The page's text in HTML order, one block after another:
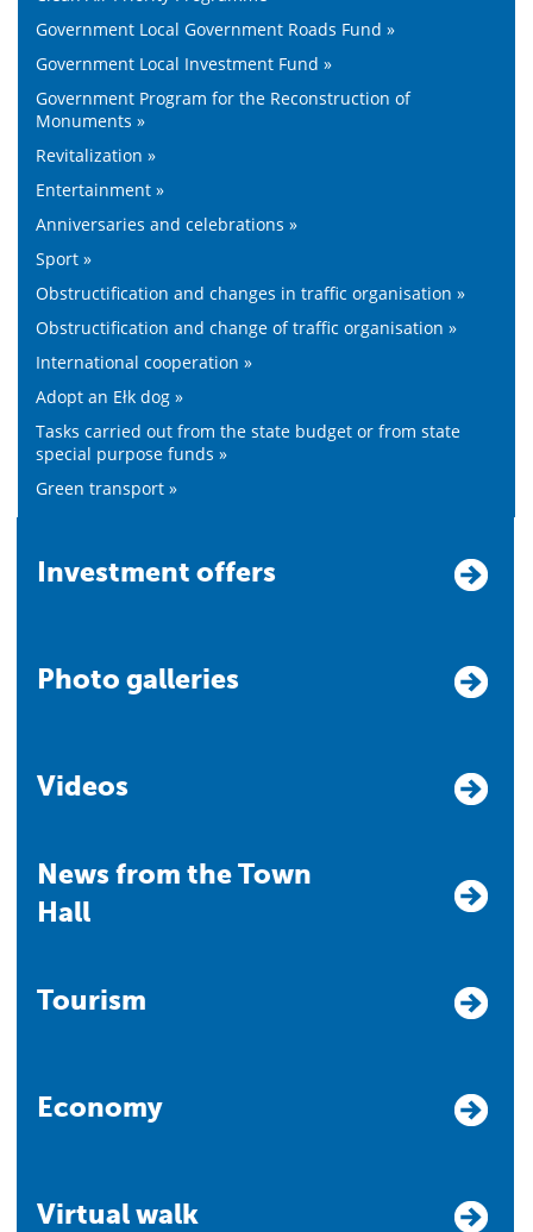
Government Local Government Roads Fund »
Government Local Investment Fund »
Government Program for the Reconstruction of
Monuments »
Revitalization »
Entertainment »
Anniversaries and celebrations »
Sport »
Obstructification and changes in traffic organisation »
Obstructification and change of traffic organisation »
International cooperation »
Adopt an Ełk dog »
Tasks carried out from the state budget or from state
special purpose funds »
Green transport »
Investment offers
Photo galleries
Videos
News from the Town
Hall
Tourism
Economy
Virtual walk